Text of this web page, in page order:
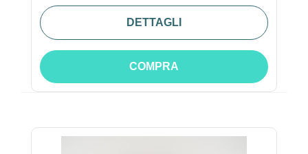
DETTAGLI
COMPRA